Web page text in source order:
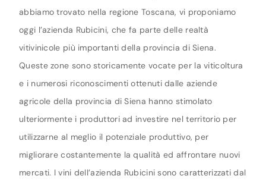
abbiamo trovato nella regione Toscana, vi proponiamo
oggi l’azienda Rubicini, che fa parte delle realtà
vitivinicole più importanti della provincia di Siena.
Queste zone sono storicamente vocate per la viticoltura
e i numerosi riconoscimenti ottenuti dalle aziende
agricole della provincia di Siena hanno stimolato
ulteriormente i produttori ad investire nel territorio per
utilizzarne al meglio il potenziale produttivo, per
migliorare costantemente la qualità ed affrontare nuovi
mercati. I vini dell’azienda Rubicini sono caratterizzati dal